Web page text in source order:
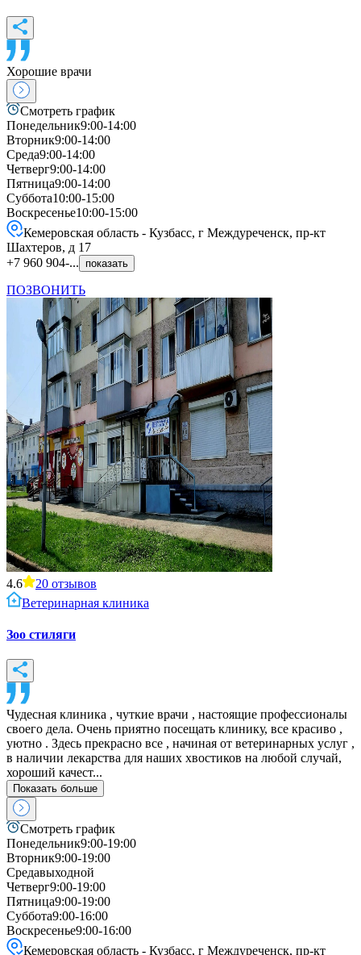
Хорошие врачи
Смотреть график
Понедельник9:00-14:00
Вторник9:00-14:00
Среда9:00-14:00
Четверг9:00-14:00
Пятница9:00-14:00
Суббота10:00-15:00
Воскресенье10:00-15:00
Кемеровская область - Кузбасс, г Междуреченск, пр-кт
Шахтеров, д 17
+7 960 904-...
показать
ПОЗВОНИТЬ
4.6 20 отзывов
Ветеринарная клиника
Зоо стиляги
Чудесная клиника , чуткие врачи , настоящие профессионалы
своего дела. Очень приятно посещать клинику, все красиво ,
уютно . Здесь прекрасно все , начиная от ветеринарных услуг ,
в наличии лекарства для наших хвостиков на любой случай,
хороший качест...
Показать больше
Смотреть график
Понедельник9:00-19:00
Вторник9:00-19:00
Средавыходной
Четверг9:00-19:00
Пятница9:00-19:00
Суббота9:00-16:00
Воскресенье9:00-16:00
Кемеровская область - Кузбасс, г Междуреченск, пр-кт